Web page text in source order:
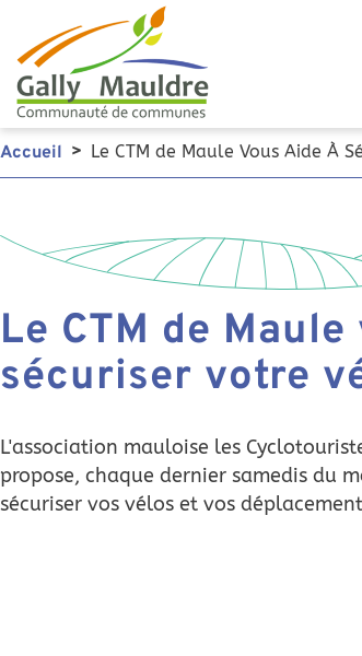
Accueil Le CTM de Maule Vous Aide À
Le CTM de
sécuriser votre
L'association mauloise les
propose, chaque dernier samedis du
sécuriser vos vélos et vos